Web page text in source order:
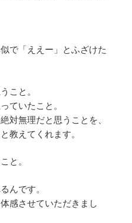
で「ええー」とふざけた
こと。
ていたこと。
対無理だと思うことを、
教えてくれます。
と。
んです。
感させていただきまし